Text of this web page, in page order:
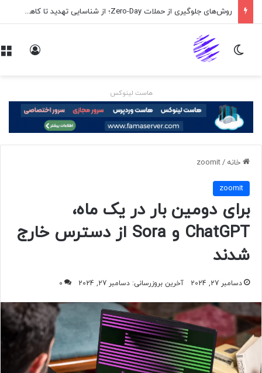
روش‌های جلوگیری از حملات Zero-Day؛ از شناسایی تهدید تا کاهش ریسک
تغییر پوسته
هاست لینوکس
خانه /
zoomit
zoomit
برای دومین بار در یک ماه،
ChatGPT و Sora از دسترس خارج
شدند
دسامبر 27, 2024 آخرین بروزرسانی: دسامبر 27, 2024 0